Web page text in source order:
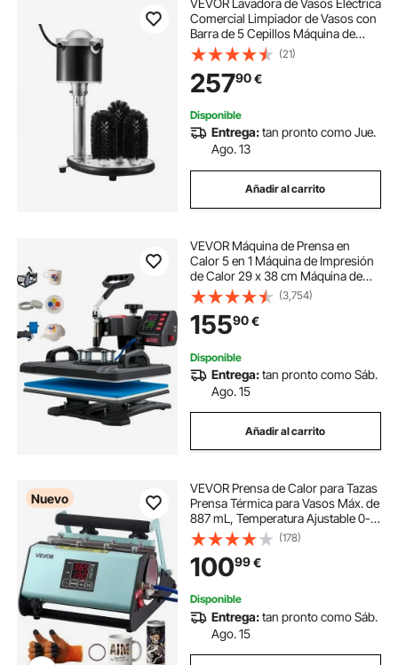
VEVOR Lavadora de Vasos Eléctrica
Comercial Limpiador de Vasos con
Barra de 5 Cepillos Máquina de
Limpieza de Copas de Vino 600
tazas/hora Lavadora de Vasos para
Copas de Champán, Vasos de
Cerveza
(21)
25790€
Disponible
Entrega:tan pronto como Jue.
Ago. 13
Añadir al carrito
VEVOR Máquina de Prensa en
Calor 5 en 1 Máquina de Impresión
de Calor 29 x 38 cm Máquina de
Transferencia de Calor Abatimiento
de 360° Control Digital Inteligente
para Camisetas, Gorras, Platos,
Tazas
(3,754)
15590€
Disponible
Entrega:tan pronto como Sáb.
Ago. 15
Añadir al carrito
Nuevo
VEVOR Prensa de Calor para Tazas
Prensa Térmica para Vasos Máx. de
887 mL, Temperatura Ajustable 0-
220℃ Temporizador 0-999s Cinta
y Guantes, Máquina de Sublimación
para Vasos de Vidrio Cerámica,
Verde
(178)
10099€
Disponible
Entrega:tan pronto como Sáb.
Ago. 15